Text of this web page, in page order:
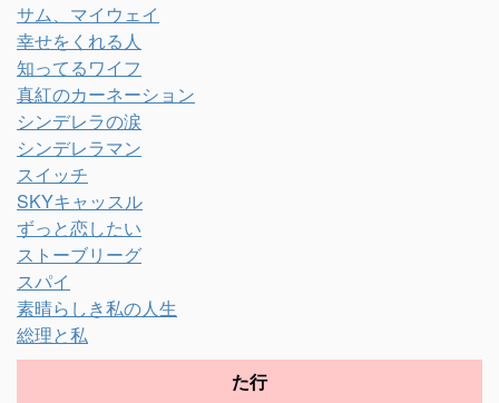
サム、マイウェイ
幸せをくれる人
知ってるワイフ
真紅のカーネーション
シンデレラの涙
シンデレラマン
スイッチ
SKYキャッスル
ずっと恋したい
ストーブリーグ
スパイ
素晴らしき私の人生
総理と私
た行